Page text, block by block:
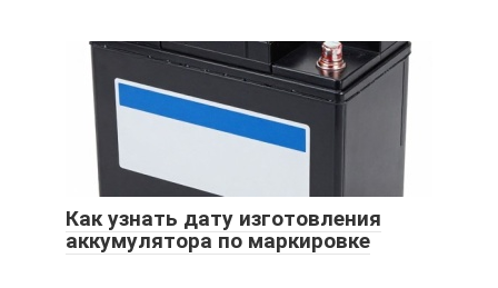
Как узнать дату изготовления
аккумулятора по маркировке